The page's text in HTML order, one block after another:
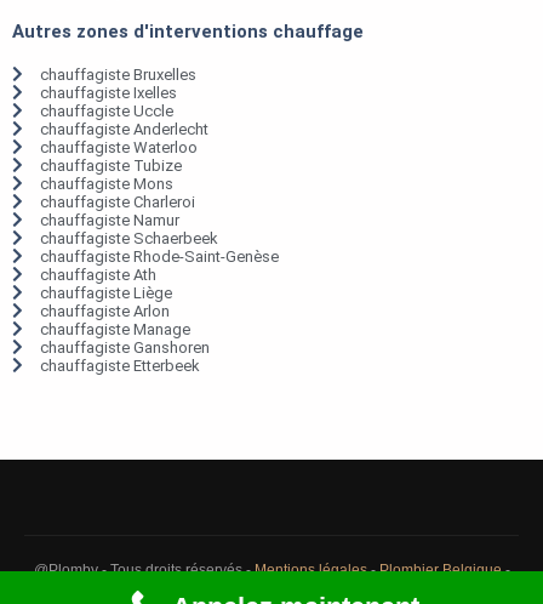
Autres zones d'interventions chauffage
chauffagiste Bruxelles
chauffagiste Ixelles
chauffagiste Uccle
chauffagiste Anderlecht
chauffagiste Waterloo
chauffagiste Tubize
chauffagiste Mons
chauffagiste Charleroi
chauffagiste Namur
chauffagiste Schaerbeek
chauffagiste Rhode-Saint-Genèse
chauffagiste Ath
chauffagiste Liège
chauffagiste Arlon
chauffagiste Manage
chauffagiste Ganshoren
chauffagiste Etterbeek
@Plomby - Tous droits réservés -Mentions légales-Plombier Belgique-
Débouchage Belgique